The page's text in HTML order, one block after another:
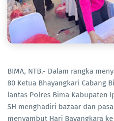
BIMA, NTB.- Dalam rangka
80 Ketua Bhayangkari Cabang
lantas Polres Bima Kabupaten
SH menghadiri bazaar dan
menyambut Hari Bayangkara ke